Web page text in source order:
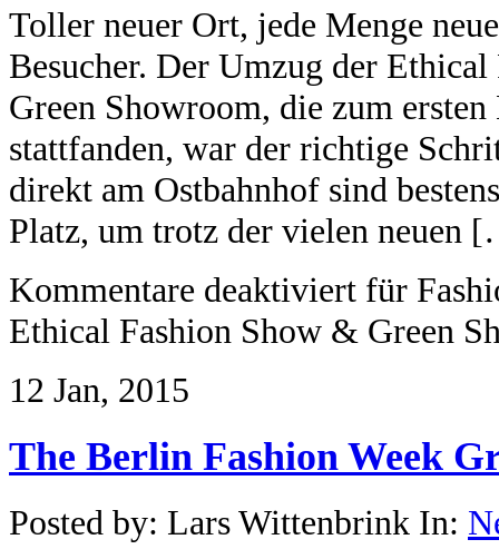
Toller neuer Ort, jede Menge
Besucher. Der Umzug der
Green Showroom, die zum
stattfanden, war der richtige
direkt am Ostbahnhof sind
Platz, um trotz der vielen neuen
Kommentare deaktiviert für
Ethical Fashion Show & Green
12 Jan, 2015
The Berlin Fashion Week
Posted by: Lars Wittenbrink In: